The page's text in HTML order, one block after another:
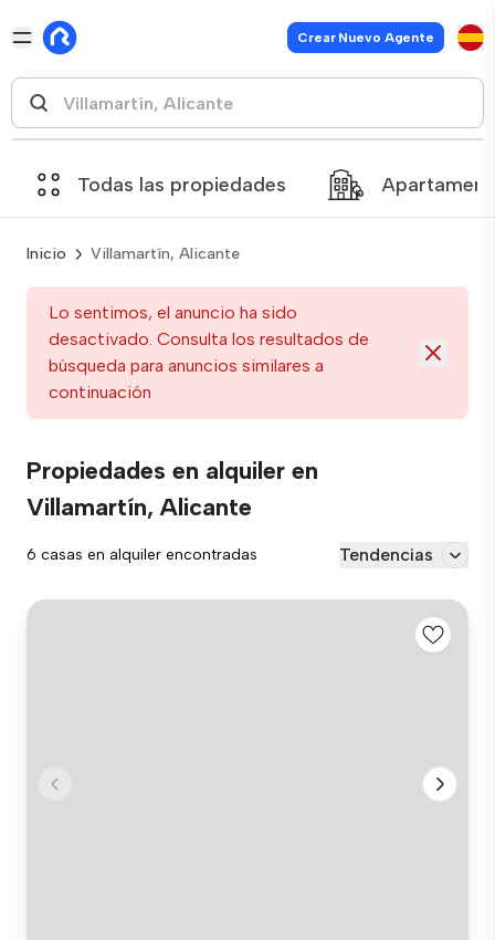
Crear Nuevo Agente
Todas las propiedades
Inicio Villamartín, Alicante
Lo sentimos, el anuncio ha sido
desactivado. Consulta los resultados de
búsqueda para anuncios similares a
continuación
Propiedades en alquiler en
Villamartín, Alicante
6 casas en alquiler encontradas Tendencias